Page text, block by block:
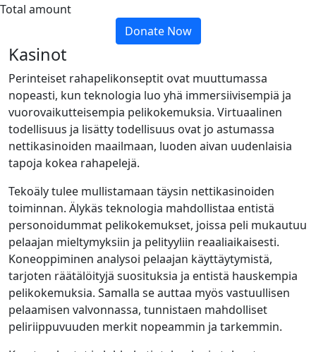
Total amount
Donate Now
Kasinot
Perinteiset rahapelikonseptit ovat muuttumassa
nopeasti, kun teknologia luo yhä immersiivisempiä ja
vuorovaikutteisempia pelikokemuksia. Virtuaalinen
todellisuus ja lisätty todellisuus ovat jo astumassa
nettikasinoiden maailmaan, luoden aivan uudenlaisia
tapoja kokea rahapelejä.
Tekoäly tulee mullistamaan täysin nettikasinoiden
toiminnan. Älykäs teknologia mahdollistaa entistä
personoidummat pelikokemukset, joissa peli mukautuu
pelaajan mieltymyksiin ja pelityyliin reaaliaikaisesti.
Koneoppiminen analysoi pelaajan käyttäytymistä,
tarjoten räätälöityjä suosituksia ja entistä hauskempia
pelikokemuksia. Samalla se auttaa myös vastuullisen
pelaamisen valvonnassa, tunnistaen mahdolliset
peliriippuvuuden merkit nopeammin ja tarkemmin.